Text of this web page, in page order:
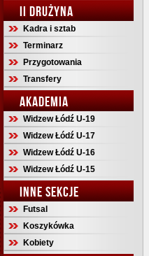
II DRUŻYNA
Kadra i sztab
Terminarz
Przygotowania
Transfery
AKADEMIA
Widzew Łódź U-19
Widzew Łódź U-17
Widzew Łódź U-16
Widzew Łódź U-15
INNE SEKCJE
Futsal
Koszykówka
Kobiety